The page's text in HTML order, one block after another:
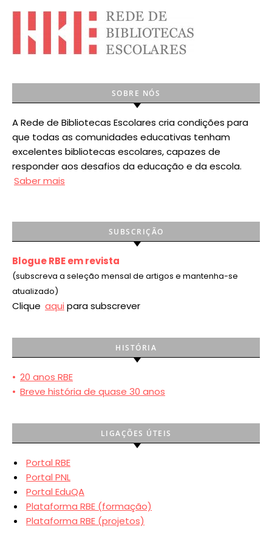
SOBRE NÓS
A Rede de Bibliotecas Escolares cria condições para
que todas as comunidades educativas tenham
excelentes bibliotecas escolares, capazes de
responder aos desafios da educação e da escola.
Saber mais
SUBSCRIÇÃO
Blogue RBE em revista
(subscreva a seleção mensal de artigos e mantenha-se
atualizado)
Clique aqui para subscrever
HISTÓRIA
• 20 anos RBE
• Breve história de quase 30 anos
LIGAÇÕES ÚTEIS
Portal RBE
Portal PNL
Portal EduQA
Plataforma RBE (formação)
Plataforma RBE (projetos)